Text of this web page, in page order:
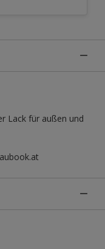
Lack für außen und